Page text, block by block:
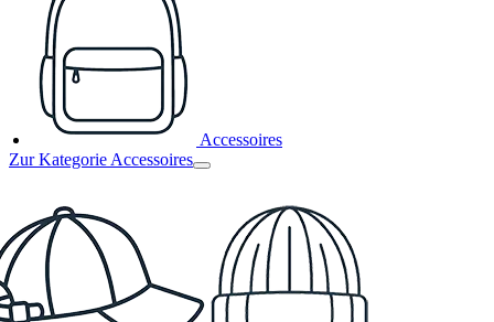
Accessoires
Zur Kategorie Accessoires